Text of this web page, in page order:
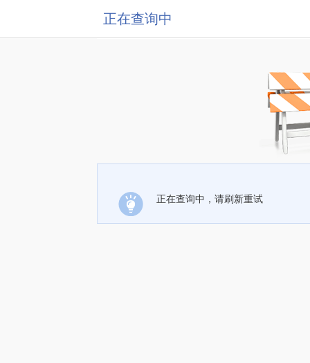
正在查询中
正在查询中，请刷新重试